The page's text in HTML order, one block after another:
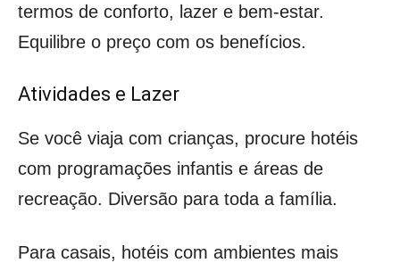
termos de conforto, lazer e bem-estar.
Equilibre o preço com os benefícios.
Atividades e Lazer
Se você viaja com crianças, procure hotéis
com programações infantis e áreas de
recreação. Diversão para toda a família.
Para casais, hotéis com ambientes mais